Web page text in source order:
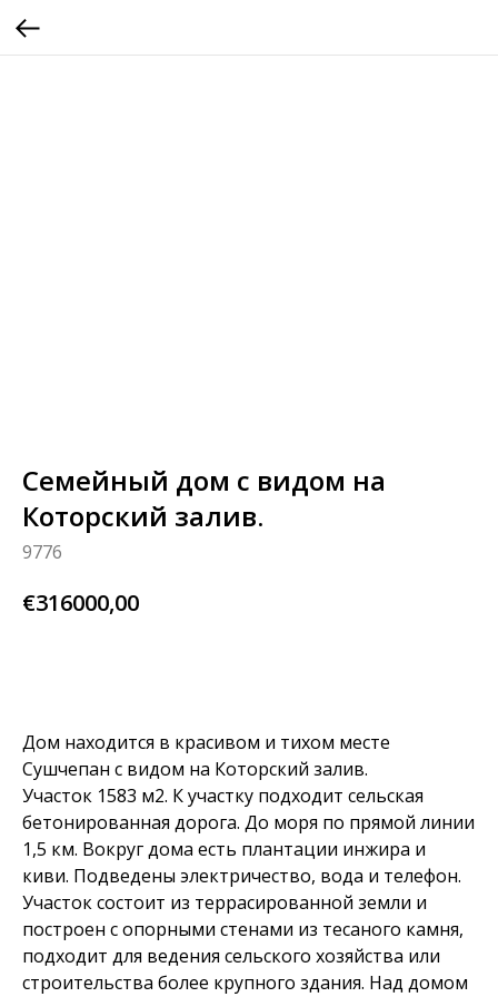
Семейный дом с видом на
Которский залив.
9776
€316000,00
Дом находится в красивом и тихом месте
Сушчепан с видом на Которский залив.
Участок 1583 м2. К участку подходит сельская
бетонированная дорога. До моря по прямой линии
1,5 км. Вокруг дома есть плантации инжира и
киви. Подведены электричество, вода и телефон.
Участок состоит из террасированной земли и
построен с опорными стенами из тесаного камня,
подходит для ведения сельского хозяйства или
строительства более крупного здания. Над домом